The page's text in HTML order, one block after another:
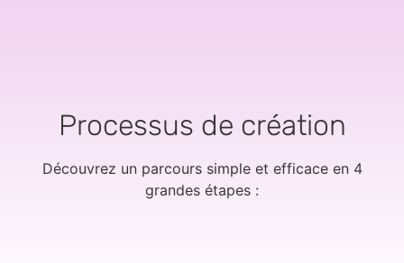
Processus de création
Découvrez un parcours simple et efficace en 4
grandes étapes :